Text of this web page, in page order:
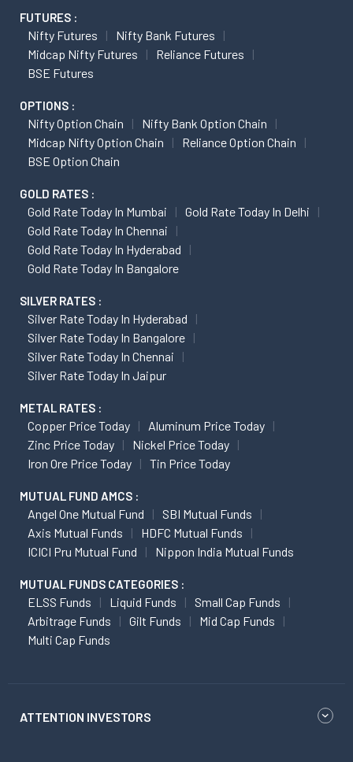
FUTURES :
Nifty Futures
Nifty Bank Futures
Midcap Nifty Futures
Reliance Futures
BSE Futures
OPTIONS :
Nifty Option Chain
Nifty Bank Option Chain
Midcap Nifty Option Chain
Reliance Option Chain
BSE Option Chain
GOLD RATES :
Gold Rate Today In Mumbai
Gold Rate Today In Delhi
Gold Rate Today In Chennai
Gold Rate Today In Hyderabad
Gold Rate Today In Bangalore
SILVER RATES :
Silver Rate Today In Hyderabad
Silver Rate Today In Bangalore
Silver Rate Today In Chennai
Silver Rate Today In Jaipur
METAL RATES :
Copper Price Today
Aluminum Price Today
Zinc Price Today
Nickel Price Today
Iron Ore Price Today
Tin Price Today
MUTUAL FUND AMCS :
Angel One Mutual Fund
SBI Mutual Funds
Axis Mutual Funds
HDFC Mutual Funds
ICICI Pru Mutual Fund
Nippon India Mutual Funds
MUTUAL FUNDS CATEGORIES :
ELSS Funds Liquid Funds
Small Cap Funds
Arbitrage Funds
Gilt Funds
Mid Cap Funds
Multi Cap Funds
ATTENTION INVESTORS